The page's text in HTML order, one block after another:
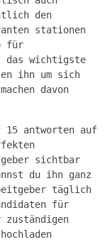
den
stationen
für
das wichtigste
ihn um sich
davon
antworten auf
sichtbar
du ihn ganz
täglich
für